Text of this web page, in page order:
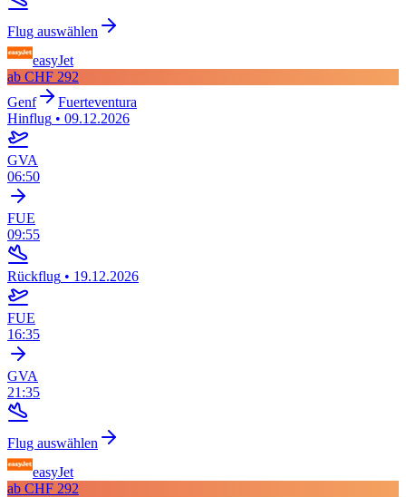
Flug auswählen
easyJet
ab CHF 292
Genf
Fuerteventura
Hinflug • 09.12.2026
GVA
06:50
FUE
09:55
Rückflug • 19.12.2026
FUE
16:35
GVA
21:35
Flug auswählen
easyJet
ab CHF 292